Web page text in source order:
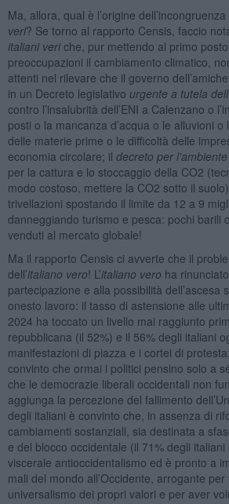
Ma, allora, qual è l’origine
veri? Se torno al rapporto Censis, faccio
italiani veriche, pur mettendo al primo
preoccupazioni il cambiamento climatico,
attenti nel rilevare che il governo
in un Decreto legislativo urgente a tutela
contro l’insalubrità dell’ENI a Calenzano o
posti o la mancanza d’acqua o le alluvioni o
delle materie prime o le difficoltà delle
economia circolare; il decreto per l’ambiente
per la cattura e lo stoccaggio della CO2
modo costoso, mettere la CO2 sotto il
trivellazioni spostando il limite da 12 a 9
danneggiando turismo e pesca: pochi barili
venduti al mercato globale!
Ma il rapporto Censis ci avverte che il
dell’italiano vero! L’italiano vero ha
partecipazione e alla possibilità dell’ascesa
onesto lavoro: il tasso di astensione alle
2024 ha toccato un livello mai raggiunto
repubblicana (il 52%) e il 56% degli italiani
manifestazioni di piazza e i cortei di
convinto che ormai i politici pensino solo a
che le democrazie liberali occidentali non
aggiunga la percezione del fallimento
degli italiani è convinto che, in assenza di
cambiamenti sostanziali, sia destinata a
e del blocco occidentale (il 71% degli
viscerale antioccidentalismo ed è pronto a
mali del mondo all’Occidente, arrogante
universalismo dei propri valori e per aver